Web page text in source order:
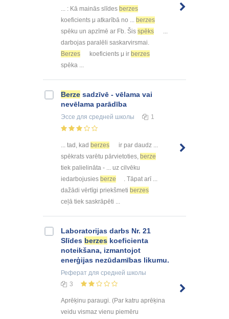
... : Kā mainās slīdes berzes
koeficients μ atkarībā no ... berzes
spēku un apzīmē ar Fb. Šis spēks
darbojas paralēli saskarvirsmai.
Berzes
koeficients μ ir berzes
spēka ...
Berze sadzīvē - vēlama vai
nevēlama parādība
Эссе для средней школы 1
... tad, kad berzes
ir par daudz ...
spēkrats varētu pārvietoties, berze
tiek palielināta - ... uz cilvēku
iedarbojusies berze
. Tāpat arī ...
dažādi vērtīgi priekšmeti berzes
ceļā tiek saskrāpēti ...
Laboratorijas darbs Nr. 21
Slīdes berzes koeficienta
noteikšana, izmantojot
enerģijas nezūdamības likumu.
Реферат для средней школы
3
Aprēķinu paraugi. (Par katru aprēķina
veidu vismaz vienu piemēru